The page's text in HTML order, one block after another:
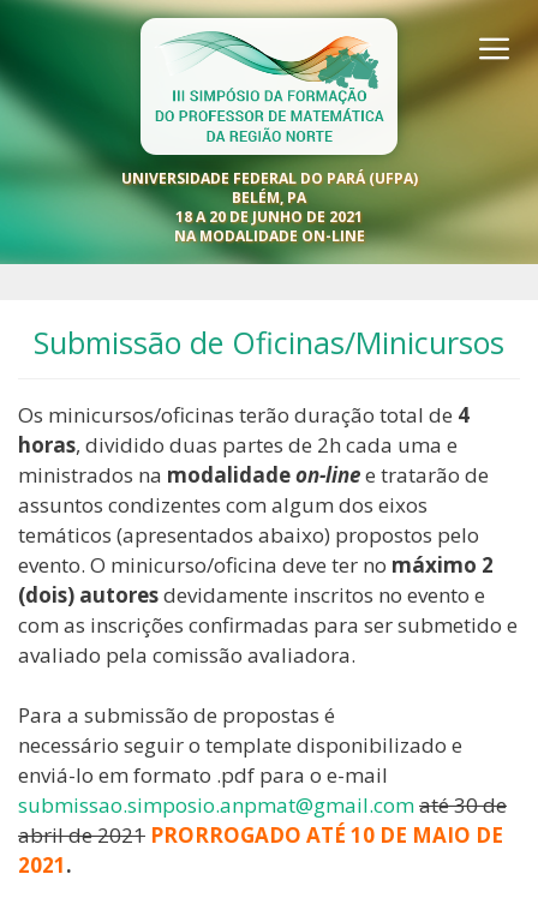
Pular
o
conteúdo
UNIVERSIDADE FEDERAL DO PARÁ (UFPA)
BELÉM, PA
18 A 20 DE JUNHO DE 2021
NA MODALIDADE ON-LINE
Submissão de Oficinas/Minicursos
Os minicursos/oficinas terão duração total de 4
horas, dividido duas partes de 2h cada uma e
ministrados na modalidadeon-linee tratarão de
assuntos condizentes com algum dos eixos
temáticos (apresentados abaixo) propostos pelo
evento. O minicurso/oficina deve ter no máximo 2
(dois) autoresdevidamente inscritos no evento e
com as inscrições confirmadas para ser submetido e
avaliado pela comissão avaliadora.
Para a submissão de propostas é
necessário seguir o template disponibilizado e
enviá-lo em formato .pdf para o e-mail
submissao.simposio.anpmat@gmail.comaté 30 de
abril de 2021 PRORROGADO ATÉ 10 DE MAIO DE
2021.